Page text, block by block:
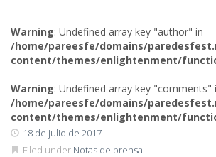
Warning: Undefined array key "author" in
/home/pareesfe/domains/
content/themes/enlightenment/
Warning: Undefined array key "comments"
/home/pareesfe/domains/
content/themes/enlightenment/
18 de julio de 2017
Filed under Notas de prensa